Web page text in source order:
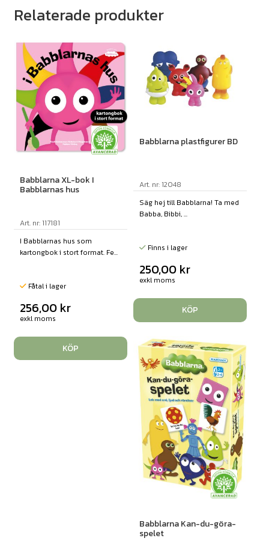
Relaterade produkter
Babblarna XL-bok I
Babblarnas hus
Art. nr: 117181
I Babblarnas hus som
kartongbok i stort format. Fe...
Fåtal i lager
256,00 kr
exkl moms
KÖP
Babblarna plastfigurer BD
Art. nr: 12048
Säg hej till Babblarna! Ta med
Babba, Bibbi, ...
Finns i lager
250,00 kr
exkl moms
KÖP
Babblarna Kan-du-göra-
spelet